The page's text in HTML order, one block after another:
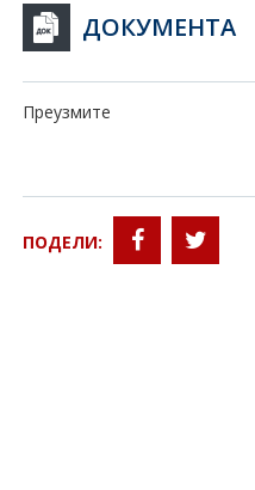
ДОКУМЕНТА
Преузмите
ПОДЕЛИ: